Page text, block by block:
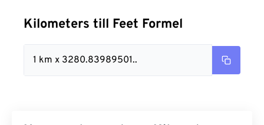
Kilometers till Feet Formel
1 km x 3280.83989501..